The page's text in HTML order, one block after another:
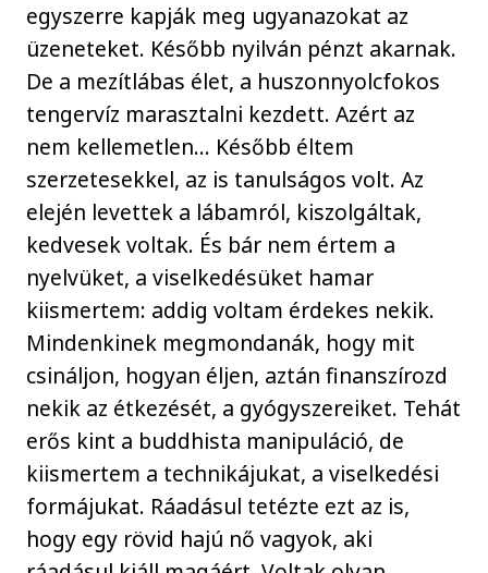
egyszerre kapják meg ugyanazokat az
üzeneteket. Később nyilván pénzt akarnak.
De a mezítlábas élet, a huszonnyolcfokos
tengervíz marasztalni kezdett. Azért az
nem kellemetlen… Később éltem
szerzetesekkel, az is tanulságos volt. Az
elején levettek a lábamról, kiszolgáltak,
kedvesek voltak. És bár nem értem a
nyelvüket, a viselkedésüket hamar
kiismertem: addig voltam érdekes nekik.
Mindenkinek megmondanák, hogy mit
csináljon, hogyan éljen, aztán finanszírozd
nekik az étkezését, a gyógyszereiket. Tehát
erős kint a buddhista manipuláció, de
kiismertem a technikájukat, a viselkedési
formájukat. Ráadásul tetézte ezt az is,
hogy egy rövid hajú nő vagyok, aki